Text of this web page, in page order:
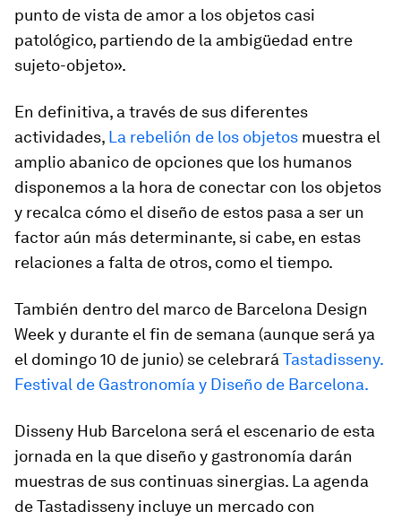
punto de vista de amor a los objetos casi
patológico, partiendo de la ambigüedad entre
sujeto-objeto».
En definitiva, a través de sus diferentes
actividades, La rebelión de los objetos muestra el
amplio abanico de opciones que los humanos
disponemos a la hora de conectar con los objetos
y recalca cómo el diseño de estos pasa a ser un
factor aún más determinante, si cabe, en estas
relaciones a falta de otros, como el tiempo.
También dentro del marco de Barcelona Design
Week y durante el fin de semana (aunque será ya
el domingo 10 de junio) se celebrará Tastadisseny.
Festival de Gastronomía y Diseño de Barcelona.
Disseny Hub Barcelona será el escenario de esta
jornada en la que diseño y gastronomía darán
muestras de sus continuas sinergias. La agenda
de Tastadisseny incluye un mercado con